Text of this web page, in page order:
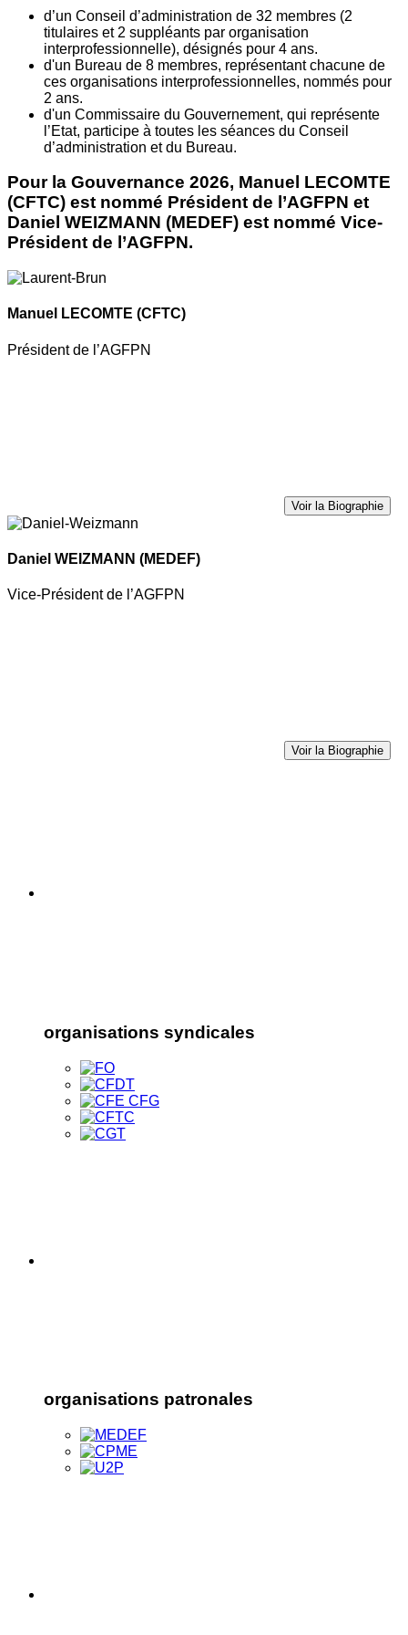
d’un Conseil d’administration de 32 membres (2
titulaires et 2 suppléants par organisation
interprofessionnelle), désignés pour 4 ans.
d'un Bureau de 8 membres, représentant chacune de
ces organisations interprofessionnelles, nommés pour
2 ans.
d'un Commissaire du Gouvernement, qui représente
l’Etat, participe à toutes les séances du Conseil
d’administration et du Bureau.
Pour la Gouvernance 2026, Manuel LECOMTE
(CFTC) est nommé Président de l’AGFPN et
Daniel WEIZMANN (MEDEF) est nommé Vice-
Président de l’AGFPN.
Manuel LECOMTE (CFTC)
Président de l’AGFPN
Voir la Biographie
Daniel WEIZMANN (MEDEF)
Vice-Président de l’AGFPN
Voir la Biographie
organisations syndicales
organisations patronales